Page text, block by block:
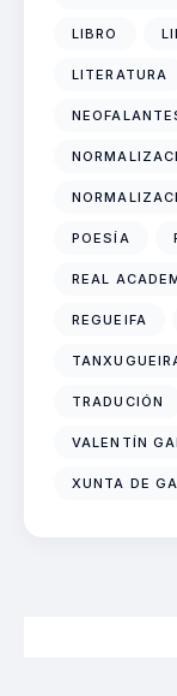
LIBRO
LITERATURA
POESÍA
REAL
REGUEIFA
TRADUCIÓN
VALENTÍN
XUNTA DE